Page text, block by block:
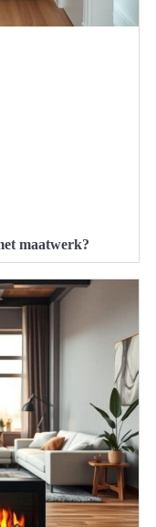
maatwerk?